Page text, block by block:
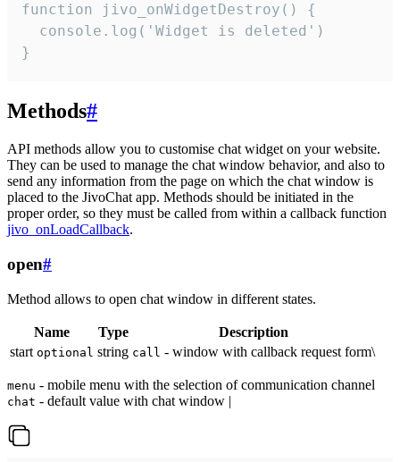
function jivo_onWidgetDestroy() {
  console.log('Widget is deleted')
}
Methods#
API methods allow you to customise chat widget on your website.
They can be used to manage the chat window behavior, and also to
send any information from the page on which the chat window is
placed to the JivoChat app. Methods should be initiated in the
proper order, so they must be called from within a callback function
jivo_onLoadCallback.
open#
Method allows to open chat window in different states.
Name Type
Description
start optional string call - window with callback request form\
menu - mobile menu with the selection of communication channel
chat - default value with chat window |